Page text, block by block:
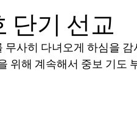
기 선교
사히 다녀오게 하심을 감
위해 계속해서 중보 기도